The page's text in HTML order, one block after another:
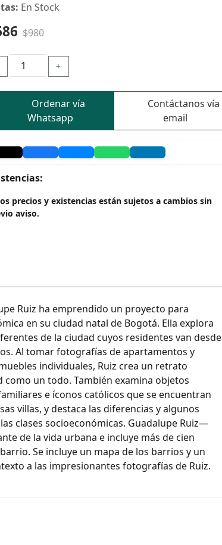
En Stock
$980
+
Ordenar vía
Whatsapp
Contáctanos vía
email
precios y existencias están sujetos a cambios sin
aviso.
Ruiz ha emprendido un proyecto para
en su ciudad natal de Bogotá. Ella explora
de la ciudad cuyos residentes van desde
Al tomar fotografías de apartamentos y
individuales, Ruiz crea un retrato
como un todo. También examina objetos
e íconos católicos que se encuentran
villas, y destaca las diferencias y algunos
clases socioeconómicas. Guadalupe Ruiz—
de la vida urbana e incluye más de cien
Se incluye un mapa de los barrios y un
a las impresionantes fotografías de Ruiz.